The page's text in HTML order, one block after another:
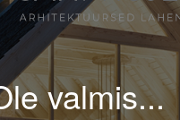
valmis...